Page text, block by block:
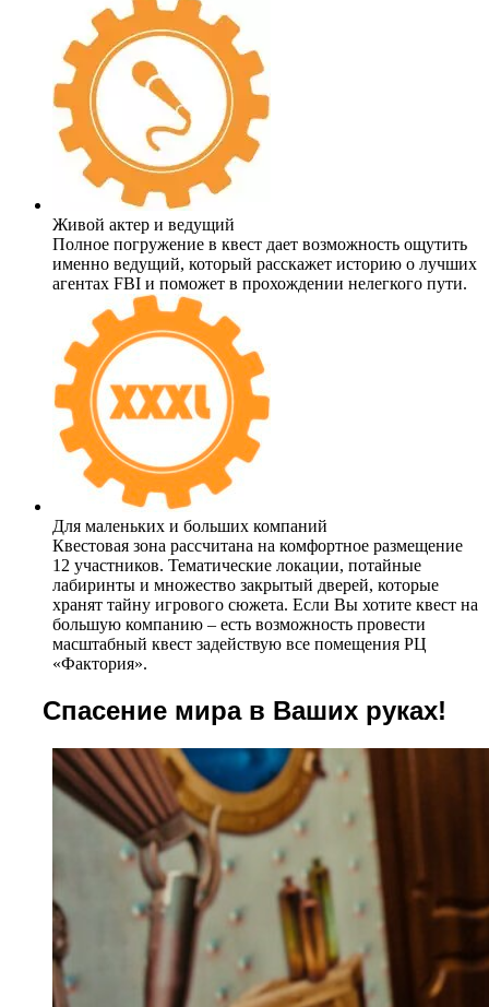
Живой актер и ведущий
Полное погружение в квест дает возможность ощутить
именно ведущий, который расскажет историю о лучших
агентах FBI и поможет в прохождении нелегкого пути.
Для маленьких и больших компаний
Квестовая зона рассчитана на комфортное размещение
12 участников. Тематические локации, потайные
лабиринты и множество закрытый дверей, которые
хранят тайну игрового сюжета. Если Вы хотите квест на
большую компанию – есть возможность провести
масштабный квест задействую все помещения РЦ
«Фактория».
Спасение мира в Ваших руках!